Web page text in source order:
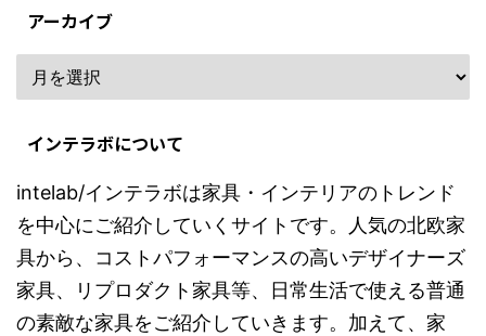
アーカイブ
インテラボについて
intelab/インテラボは家具・インテリアのトレンド
を中心にご紹介していくサイトです。人気の北欧家
具から、コストパフォーマンスの高いデザイナーズ
家具、リプロダクト家具等、日常生活で使える普通
の素敵な家具をご紹介していきます。加えて、家